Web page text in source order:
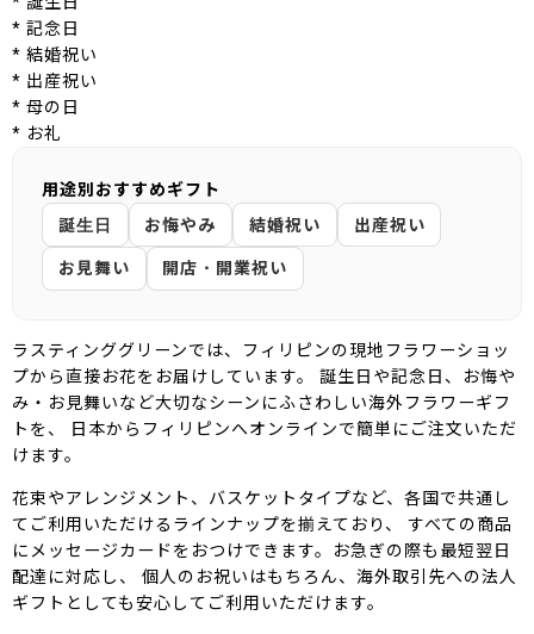
* 記念日
* 結婚祝い
* 出産祝い
* 母の日
* お礼
用途別おすすめギフト
誕生日
お悔やみ 結婚祝い
出産祝い
お見舞い
開店・開業祝い
ラスティンググリーンでは、フィリピンの現地フラワーショッ
プから直接お花をお届けしています。 誕生日や記念日、お悔や
み・お見舞いなど大切なシーンにふさわしい海外フラワーギフ
トを、 日本からフィリピンへオンラインで簡単にご注文いただ
けます。
花束やアレンジメント、バスケットタイプなど、各国で共通し
てご利用いただけるラインナップを揃えており、 すべての商品
にメッセージカードをおつけできます。お急ぎの際も最短翌日
配達に対応し、 個人のお祝いはもちろん、海外取引先への法人
ギフトとしても安心してご利用いただけます。